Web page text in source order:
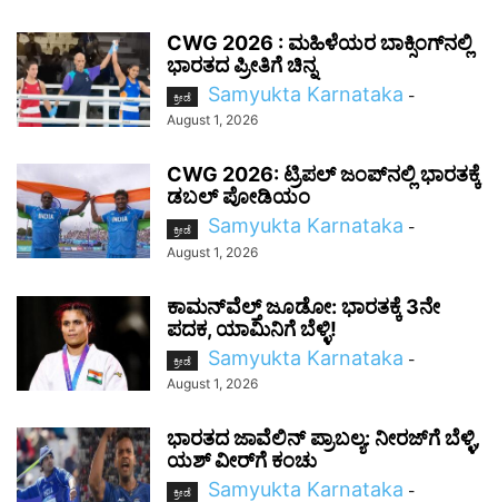
CWG 2026 : ಮಹಿಳೆಯರ ಬಾಕ್ಸಿಂಗ್‌ನಲ್ಲಿ
ಭಾರತದ ಪ್ರೀತಿಗೆ ಚಿನ್ನ
ಕ್ರೀಡೆ Samyukta Karnataka -
August 1, 2026
CWG 2026: ಟ್ರಿಪಲ್ ಜಂಪ್‌ನಲ್ಲಿ ಭಾರತಕ್ಕೆ
ಡಬಲ್ ಪೋಡಿಯಂ
ಕ್ರೀಡೆ Samyukta Karnataka -
August 1, 2026
ಕಾಮನ್‌ವೆಲ್ತ್ ಜೂಡೋ: ಭಾರತಕ್ಕೆ 3ನೇ
ಪದಕ, ಯಾಮಿನಿಗೆ ಬೆಳ್ಳಿ!
ಕ್ರೀಡೆ Samyukta Karnataka -
August 1, 2026
ಭಾರತದ ಜಾವೆಲಿನ್ ಪ್ರಾಬಲ್ಯ: ನೀರಜ್‌ಗೆ ಬೆಳ್ಳಿ,
ಯಶ್ ವೀರ್‌ಗೆ ಕಂಚು
ಕ್ರೀಡೆ Samyukta Karnataka -